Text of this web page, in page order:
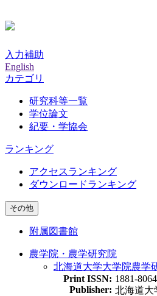
入力補助
English
カテゴリ
研究科等一覧
学位論文
紀要・学協会
ランキング
アクセスランキング
ダウンロードランキング
その他
附属図書館
農学院・農学研究院
北海道大学大学院農学
Print ISSN: 1881-8064
Publisher: 北海道大